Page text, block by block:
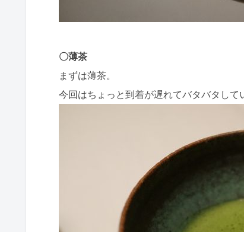
〇薄茶
まずは薄茶。
今回はちょっと到着が遅れてバタバタして